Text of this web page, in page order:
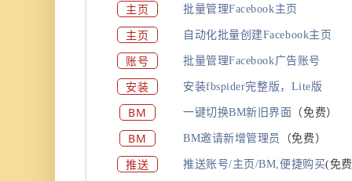
主页 批量管理Facebook主页
主页 自动化批量创建Facebook主页
账号 批量管理Facebook广告账号
安装 安装fbspider完整版，Lite版
BM 一键切换BM新旧界面 （免费）
BM BM邀请新增管理员 （免费）
推送 推送账号/主页/BM,便捷购买(免